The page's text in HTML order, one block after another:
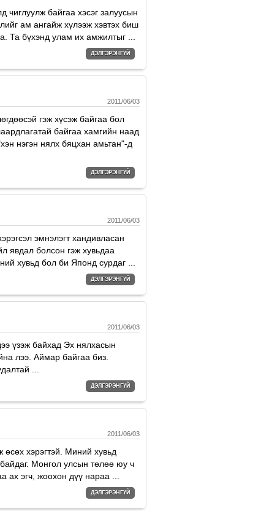
чиглуулж байгаа хэсэг залуусын
ам ангайж хүлээж хэвтэх биш
Та бүхэнд улам их амжилтыг ...
ДЭЛГЭРЭНГҮЙ
2011/06/03
гэж хүсэж байгаа бол
байгаа хамгийн наад
нэгэн нялх бяцхан амьтан"-д
ДЭЛГЭРЭНГҮЙ
2011/06/03
эмнэлэгт хандивласан
явдал болсон гэж хувьдаа
хувьд бол би Японд сурдаг ...
ДЭЛГЭРЭНГҮЙ
2011/06/03
үзэж байхад Эх нялхасын
лээ. Аймар байгаа биз.
...
ДЭЛГЭРЭНГҮЙ
2011/06/03
хэрэгтэй. Миний хувьд
Монгол улсын төлөө юу ч
ах эгч, жоохон дүү нараа ...
ДЭЛГЭРЭНГҮЙ